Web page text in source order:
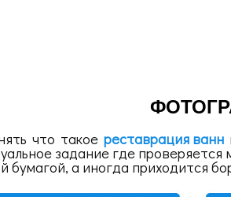
что такоереставрация ванн
задание где
а иногда приходится